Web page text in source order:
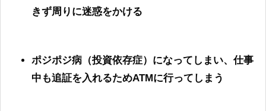
きず周りに迷惑をかける
ポジポジ病（投資依存症）になってしまい、仕事
中も追証を入れるためATMに行ってしまう